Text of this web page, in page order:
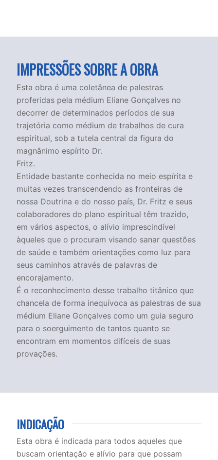
IMPRESSÕES SOBRE A OBRA
Esta obra é uma coletânea de palestras
proferidas pela médium Eliane Gonçalves no
decorrer de determinados períodos de sua
trajetória como médium de trabalhos de cura
espiritual, sob a tutela central da figura do
magnânimo espírito Dr.
Fritz.
Entidade bastante conhecida no meio espírita e
muitas vezes transcendendo as fronteiras de
nossa Doutrina e do nosso país, Dr. Fritz e seus
colaboradores do plano espiritual têm trazido,
em vários aspectos, o alívio imprescindível
àqueles que o procuram visando sanar questões
de saúde e também orientações como luz para
seus caminhos através de palavras de
encorajamento.
É o reconhecimento desse trabalho titânico que
chancela de forma inequívoca as palestras de sua
médium Eliane Gonçalves como um guia seguro
para o soerguimento de tantos quanto se
encontram em momentos difíceis de suas
provações.
INDICAÇÃO
Esta obra é indicada para todos aqueles que
buscam orientação e alívio para que possam